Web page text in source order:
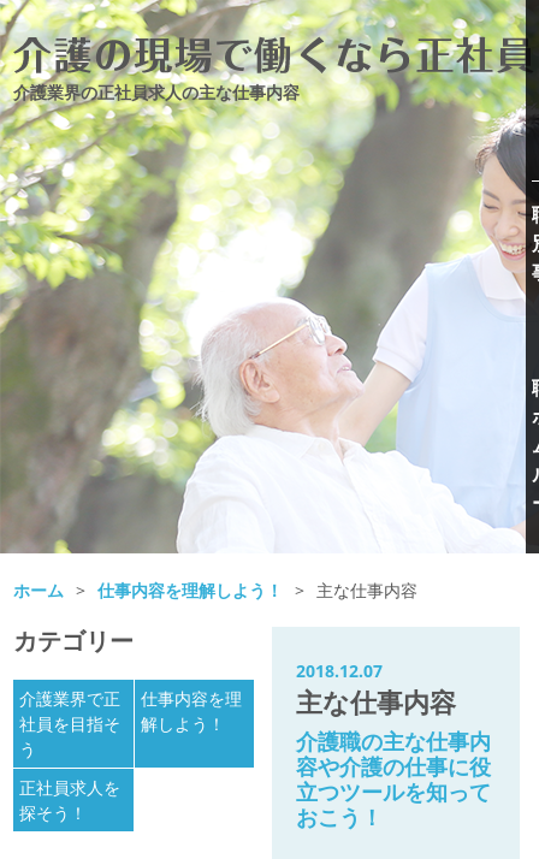
介護業界の正社員求人の主な仕事内容
ホーム > 仕事内容を理解しよう！ > 主な仕事内容
2018.12.07
主な仕事内容
介護職の主な仕事内
容や介護の仕事に役
立つツールを知って
おこう！
カテゴリー
介護業界で正
社員を目指そ
う
仕事内容を理
解しよう！
正社員求人を
探そう！